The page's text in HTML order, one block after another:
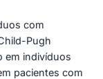
com
Pugh
em indivíduos
pacientes com